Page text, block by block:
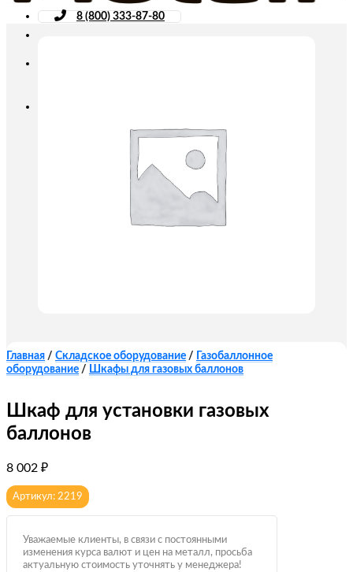
8 (800) 333-87-80
Главная / Складское оборудование /
Газобаллонное
оборудование / Шкафы для газовых баллонов
Шкаф для установки газовых
баллонов
8 002 ₽
Артикул: 2219
Уважаемые клиенты, в связи с постоянными
изменения курса валют и цен на металл, просьба
актуальную стоимость уточнять у менеджера!